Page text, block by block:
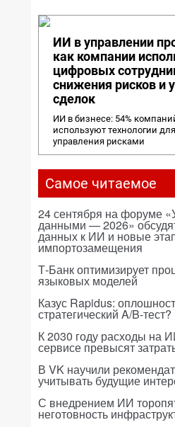
ИИ в управлении
как компании
цифровых
снижения рисков и
сделок
ИИ в бизнесе: 54%
используют технологии
управления рисками
Самое читаемое
24 сентября на форуме
данными — 2026»
данных к ИИ и новые
импортозамещения
Т-Банк оптимизирует
языковых моделей
Казус Rapidus:
стратегический A/B-тест?
К 2030 году расходы на
сервисе превысят
В VK научили
учитывать будущие
С внедрением ИИ
неготовность